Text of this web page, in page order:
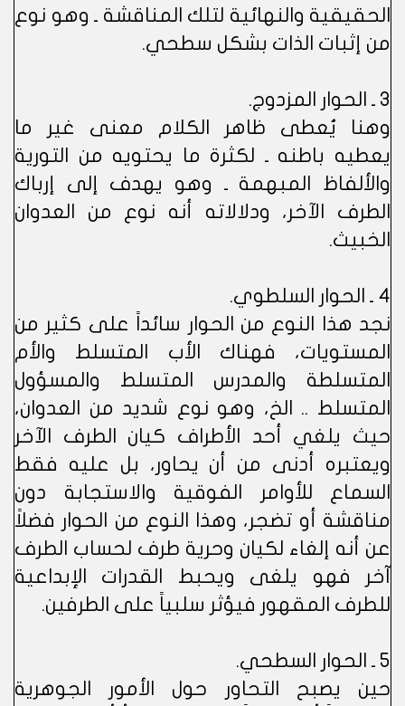
الحقيقية والنهائية لتلك المناقشة ـ وهو نوع
من إثبات الذات بشكل سطحي.
3 ـ الحوار المزدوج.
وهنا يُعطى ظاهر الكلام معنى غير ما
يعطيه باطنه ـ لكثرة ما يحتويه من التورية
والألفاظ المبهمة ـ وهو يهدف إلى إرباك
الطرف الآخر، ودلالاته أنه نوع من العدوان
الخبيث.
4 ـ الحوار السلطوي.
نجد هذا النوع من الحوار سائداً على كثير من
المستويات، فهناك الأب المتسلط والأم
المتسلطة والمدرس المتسلط والمسؤول
المتسلط .. الخ، وهو نوع شديد من العدوان،
حيث يلغي أحد الأطراف كيان الطرف الآخر
ويعتبره أدنى من أن يحاور، بل عليه فقط
السماع للأوامر الفوقية والاستجابة دون
مناقشة أو تضجر، وهذا النوع من الحوار فضلاً
عن أنه إلغاء لكيان وحرية طرف لحساب الطرف
آخر فهو يلغى ويحبط القدرات الإبداعية
للطرف المقهور فيؤثر سلبياً على الطرفين.
5 ـ الحوار السطحي.
حين يصبح التحاور حول الأمور الجوهرية